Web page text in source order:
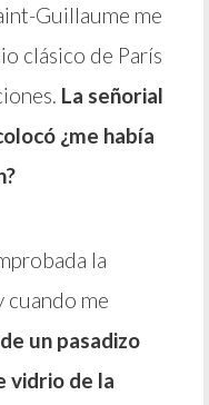
Guillaume me
clásico de París
La señorial
¿me había
la
cuando me
un pasadizo
vidrio de la